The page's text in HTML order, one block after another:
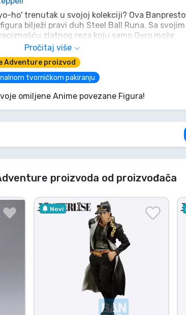
ho' trenutak u svojoj kolekciji? Ova Banpresto
bilježi pravi duh Steel Ball Runa. Sa svojim
zlatnog reza koju samo Gyro može
25 cm donijet će legendarni Spin u tvoj svijet.
izmakne kao promašena čelična kugla!
Pročitaj više
Adventure proizvod
tvorničkom pakiranju
omiljene Anime povezane Figura!
proizvoda od proizvođača
Novi